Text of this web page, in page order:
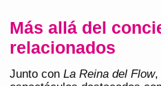
Más allá del
relacionados
Junto con La Reina del Flow,